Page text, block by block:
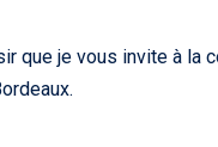
que je vous invite à la